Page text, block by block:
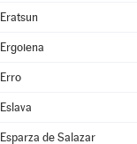
Eratsun
Ergoiena
Erro
Eslava
Esparza de Salazar